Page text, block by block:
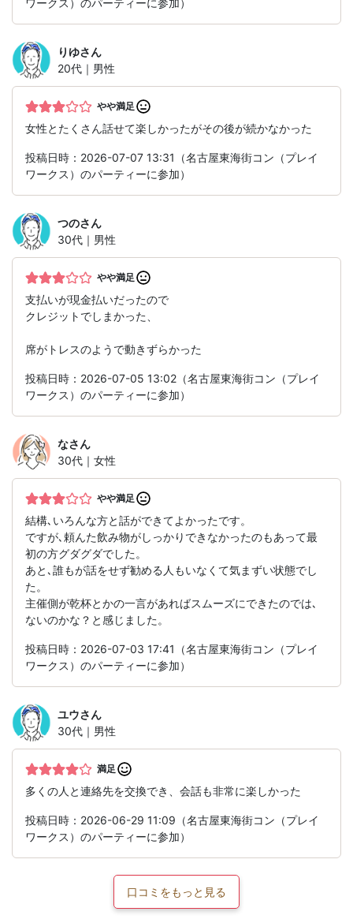
ワークス）のパーティーに参加）
りゆさん
20代｜男性
やや満足
女性とたくさん話せて楽しかったがその後が続かなかった
投稿日時：2026-07-07 13:31（名古屋東海街コン（プレイ
ワークス）のパーティーに参加）
つのさん
30代｜男性
やや満足
支払いが現金払いだったので
クレジットでしまかった、
席がトレスのようで動きずらかった
投稿日時：2026-07-05 13:02（名古屋東海街コン（プレイ
ワークス）のパーティーに参加）
なさん
30代｜女性
やや満足
結構､いろんな方と話ができてよかったです。
ですが､頼んた飲み物がしっかりできなかったのもあって最
初の方グダグダでした。
あと､誰もが話をせず勧める人もいなくて気まずい状態でし
た。
主催側が乾杯とかの一言があればスムーズにできたのでは､
ないのかな？と感じました。
投稿日時：2026-07-03 17:41（名古屋東海街コン（プレイ
ワークス）のパーティーに参加）
ユウさん
30代｜男性
満足
多くの人と連絡先を交換でき、会話も非常に楽しかった
投稿日時：2026-06-29 11:09（名古屋東海街コン（プレイ
ワークス）のパーティーに参加）
口コミをもっと見る